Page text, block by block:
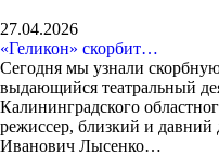
27.04.2026
«Геликон» скорбит…
Сегодня мы узнали
выдающийся театральный
Калининградского
режиссер, близкий и
Иванович Лысенко…